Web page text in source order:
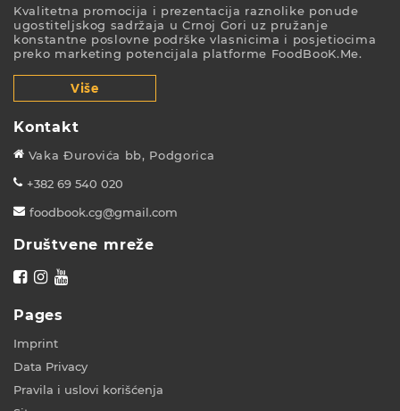
Kvalitetna promocija i prezentacija raznolike ponude
ugostiteljskog sadržaja u Crnoj Gori uz pružanje
konstantne poslovne podrške vlasnicima i posjetiocima
preko marketing potencijala platforme FoodBooK.Me.
Više
Kontakt
Vaka Đurovića bb, Podgorica
+382 69 540 020
foodbook.cg@gmail.com
Društvene mreže
Pages
Imprint
Data Privacy
Pravila i uslovi korišćenja